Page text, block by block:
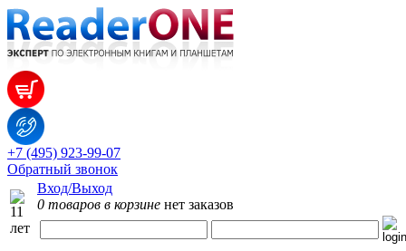
+7 (495) 923-99-07
Обратный звонок
Вход/Выход
0 товаров в корзине нет заказов